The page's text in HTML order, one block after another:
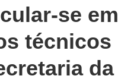
se em
técnicos
da